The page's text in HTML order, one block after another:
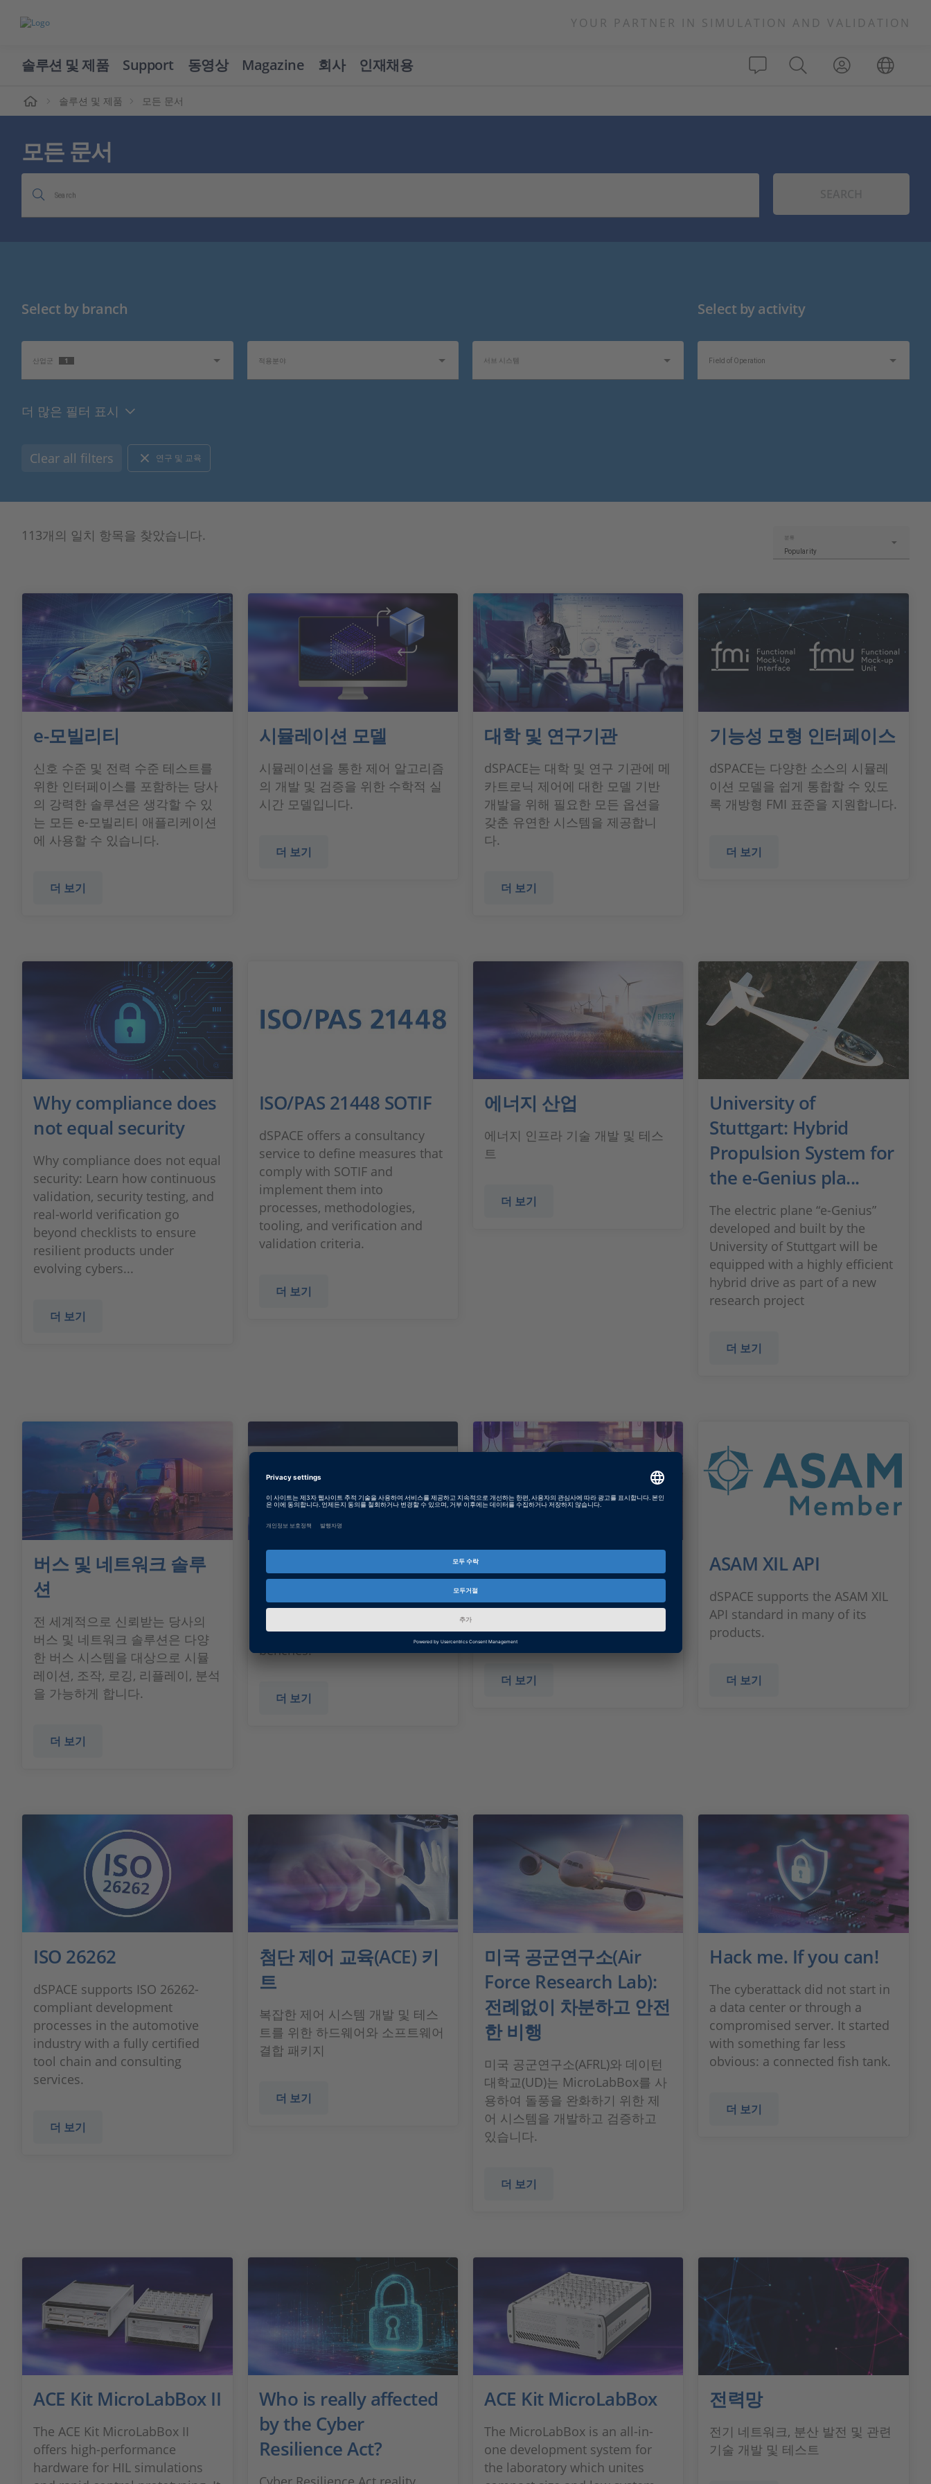
YOUR PARTNER IN SIMULATION AND VALIDATION
솔루션 및 제품 Support 동영상 Magazine 회사 인재채용
솔루션 및 제품 모든 문서
모든 문서
Search
Select by branch
산업군 1 적용분야 서브 시스템
Select by activity
Field of Operation
더 많은 필터 표시
Clear all filters 연구 및 교육
113개의 일치 항목을 찾았습니다. 분류
Popularity
e-모빌리티
신호 수준 및 전력 수준 테스트를
위한 인터페이스를 포함하는 당사
의 강력한 솔루션은 생각할 수 있
는 모든 e-모빌리티 애플리케이션
에 사용할 수 있습니다.
더 보기
시뮬레이션 모델
시뮬레이션을 통한 제어 알고리즘
의 개발 및 검증을 위한 수학적 실
시간 모델입니다.
더 보기
대학 및 연구기관
dSPACE는 대학 및 연구 기관에 메
카트로닉 제어에 대한 모델 기반
개발을 위해 필요한 모든 옵션을
갖춘 유연한 시스템을 제공합니
다.
더 보기
기능성 모형 인터페이스
dSPACE는 다양한 소스의 시뮬레
이션 모델을 쉽게 통합할 수 있도
록 개방형 FMI 표준을 지원합니다.
더 보기
Why compliance does
not equal security
Why compliance does not equal
security: Learn how continuous
validation, security testing, and
real‑world verification go
beyond checklists to ensure
resilient products under
evolving cybers...
더 보기
ISO/PAS 21448 SOTIF
dSPACE offers a consultancy
service to define measures that
comply with SOTIF and
implement them into
processes, methodologies,
tooling, and verification and
validation criteria.
더 보기
에너지 산업
에너지 인프라 기술 개발 및 테스
트
더 보기
University of
Stuttgart: Hybrid
Propulsion System for
the e-Genius pla...
The electric plane “e-Genius”
developed and built by the
University of Stuttgart will be
equipped with a highly efficient
hybrid drive as part of a new
research project
더 보기
버스 및 네트워크 솔루
션
전 세계적으로 신뢰받는 당사의
버스 및 네트워크 솔루션은 다양
한 버스 시스템을 대상으로 시뮬
레이션, 조작, 로깅, 리플레이, 분석
을 가능하게 합니다.
더 보기
ASAM XIL API is a standard for
the communication between
test automation tools and test
benches.
더 보기
성 요소의 개발 및 테스트
더 보기
ASAM XIL API
dSPACE supports the ASAM XIL
API standard in many of its
products.
더 보기
ISO 26262
dSPACE supports ISO 26262-
compliant development
processes in the automotive
industry with a fully certified
tool chain and consulting
services.
더 보기
첨단 제어 교육(ACE) 키
트
복잡한 제어 시스템 개발 및 테스
트를 위한 하드웨어와 소프트웨어
결합 패키지
더 보기
미국 공군연구소(Air
Force Research Lab):
전례없이 차분하고 안전
한 비행
미국 공군연구소(AFRL)와 데이턴
대학교(UD)는 MicroLabBox를 사
용하여 돌풍을 완화하기 위한 제
어 시스템을 개발하고 검증하고
있습니다.
더 보기
Hack me. If you can!
The cyberattack did not start in
a data center or through a
compromised server. It started
with something far less
obvious: a connected fish tank.
더 보기
ACE Kit MicroLabBox II
The ACE Kit MicroLabBox II
offers high-performance
hardware for HIL simulations
Who is really affected
by the Cyber
Resilience Act?
ACE Kit MicroLabBox
The MicroLabBox is an all-in-
one development system for
the laboratory which unites
전력망
전기 네트워크, 분산 발전 및 관련
기술 개발 및 테스트